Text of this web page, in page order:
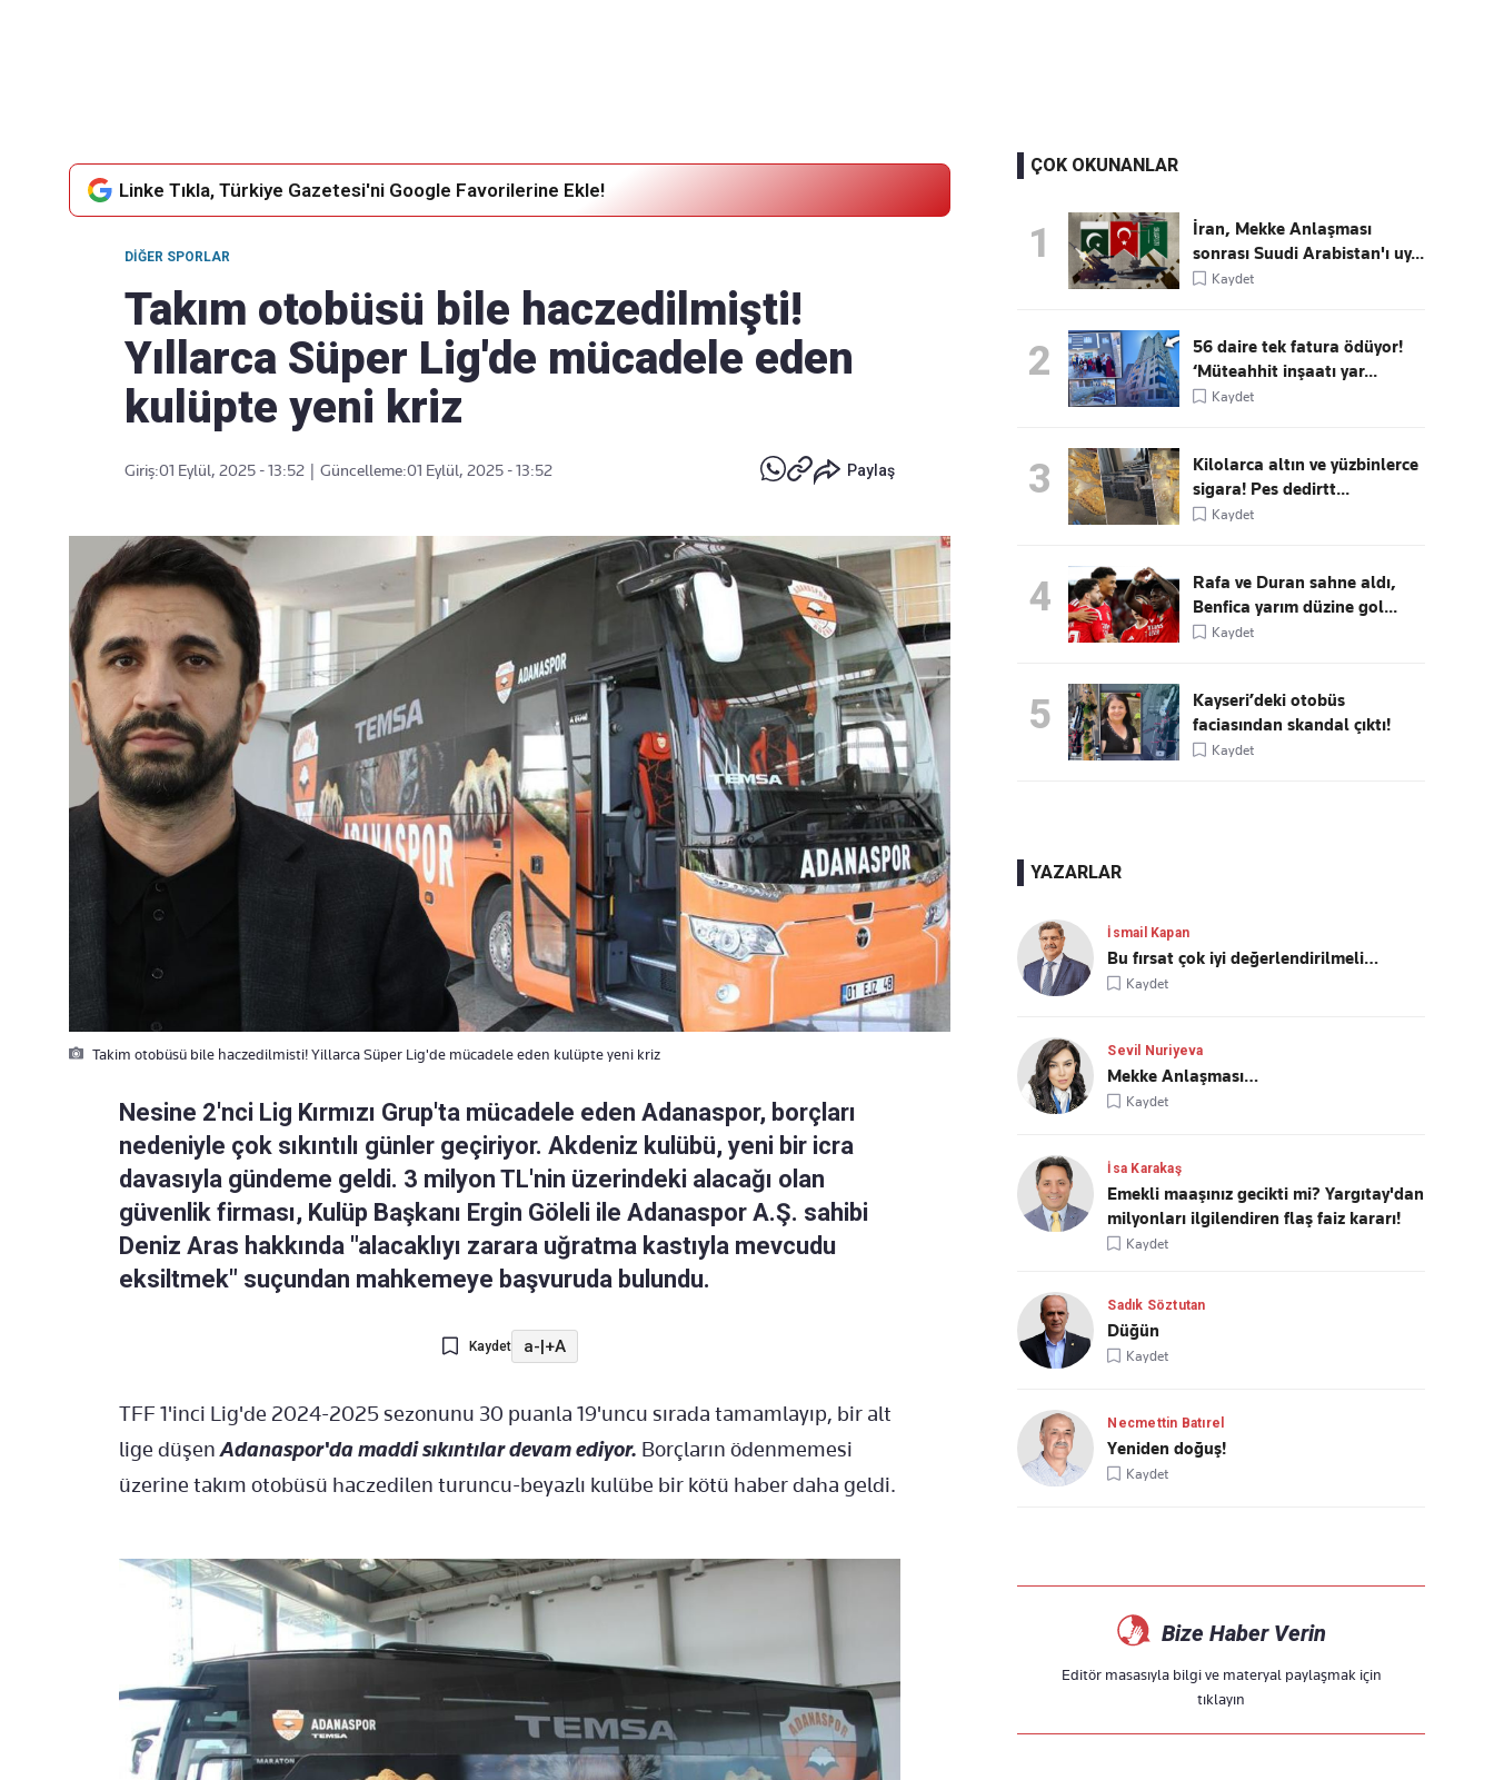
Linke Tıkla, Türkiye Gazetesi'ni Google Favorilerine Ekle!
DIĞER SPORLAR
Takım otobüsü bile haczedilmişti!
Yıllarca Süper Lig'de mücadele eden
kulüpte yeni kriz
Giriş:01 Eylül, 2025 - 13:52 Güncelleme:01 Eylül, 2025 - 13:52 Paylaş
Takim otobüsü bile haczedilmisti! Yillarca Süper Lig'de mücadele eden kulüpte yeni kriz
Nesine 2'nci Lig Kırmızı Grup'ta mücadele eden Adanaspor, borçları
nedeniyle çok sıkıntılı günler geçiriyor. Akdeniz kulübü, yeni bir icra
davasıyla gündeme geldi. 3 milyon TL'nin üzerindeki alacağı olan
güvenlik firması, Kulüp Başkanı Ergin Göleli ile Adanaspor A.Ş. sahibi
Deniz Aras hakkında "alacaklıyı zarara uğratma kastıyla mevcudu
eksiltmek" suçundan mahkemeye başvuruda bulundu.
Kaydet a-|+A
TFF 1'inci Lig'de 2024-2025 sezonunu 30 puanla 19'uncu sırada tamamlayıp, bir alt
lige düşenAdanaspor'da maddi sıkıntılar devam ediyor. Borçların ödenmemesi
üzerine takım otobüsü haczedilen turuncu-beyazlı kulübe bir kötü haber daha geldi.
ÇOK OKUNANLAR
1
İran, Mekke Anlaşması
sonrası Suudi Arabistan'ı uy...
Kaydet
2
56 daire tek fatura ödüyor!
‘Müteahhit inşaatı yar...
Kaydet
3
Kilolarca altın ve yüzbinlerce
sigara! Pes dedirtt...
Kaydet
4
Rafa ve Duran sahne aldı,
Benfica yarım düzine gol...
Kaydet
5
Kayseri’deki otobüs
faciasından skandal çıktı!
Kaydet
YAZARLAR
İsmail Kapan
Bu fırsat çok iyi değerlendirilmeli…
Kaydet
Sevil Nuriyeva
Mekke Anlaşması…
Kaydet
İsa Karakaş
Emekli maaşınız gecikti mi? Yargıtay'dan
milyonları ilgilendiren flaş faiz kararı!
Kaydet
Sadık Söztutan
Düğün
Kaydet
Necmettin Batırel
Yeniden doğuş!
Kaydet
Bize Haber Verin
Editör masasıyla bilgi ve materyal paylaşmak için
tıklayın